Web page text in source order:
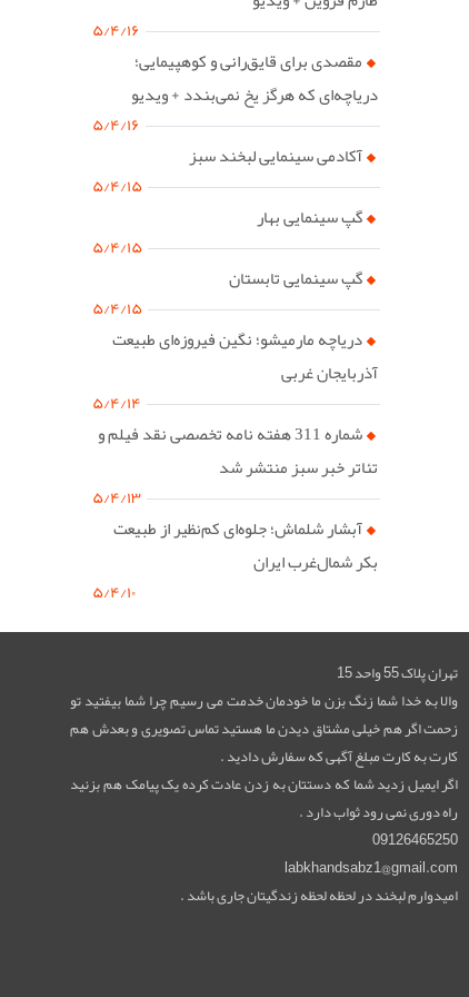
۵/۴/۱۶
مقصدی برای قایق‌رانی و کوهپیمایی؛
دریاچه‌ای که هرگز یخ نمی‌بندد + ویدیو
۵/۴/۱۶
آکادمی سینمایی لبخند سبز
۵/۴/۱۵
گپ سینمایی بهار
۵/۴/۱۵
گپ سینمایی تابستان
۵/۴/۱۵
دریاچه مارمیشو؛ نگین فیروزه‌ای طبیعت
آذربایجان غربی
۵/۴/۱۴
شماره 311 هفته نامه تخصصی نقد فیلم و
تئاتر خبر سبز منتشر شد
۵/۴/۱۳
آبشار شلماش؛ جلوه‌ای کم‌نظیر از طبیعت
بکر شمال‌غرب ایران
۵/۴/۱۰
تهران پلاک 55 واحد 15
والا به خدا شما زنگ بزن ما خودمان خدمت می رسیم چرا شما بیفتید تو
زحمت اگر هم خیلی مشتاق دیدن ما هستید تماس تصویری و بعدش هم
کارت به کارت مبلغ آگهی که سفارش دادید .
اگر ایمیل زدید شما که دستتان به زدن عادت کرده یک پیامک هم بزنید
راه دوری نمی رود ثواب دارد .
09126465250
labkhandsabz1@gmail.com
امیدوارم لبخند در لحظه لحظه زندگیتان جاری باشد .